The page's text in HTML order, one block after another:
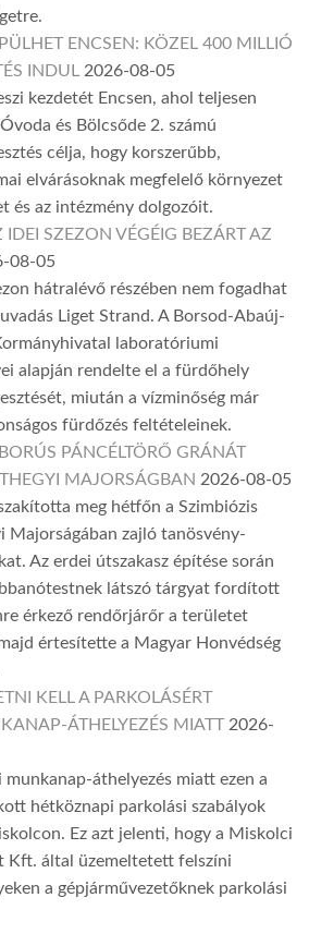
ENCSEN: KÖZEL 400 MILLIÓ
INDUL 2026-08-05
kezdetét Encsen, ahol teljesen
és Bölcsőde 2. számú
célja, hogy korszerűbb,
elvárásoknak megfelelő környezet
és az intézmény dolgozóit.
IDEI SZEZON VÉGÉIG BEZÁRT AZ
08-05
hátralévő részében nem fogadhat
Liget Strand. A Borsod-Abaúj-
laboratóriumi
alapján rendelte el a fürdőhely
miután a vízminőség már
fürdőzés feltételeinek.
PÁNCÉLTÖRŐ GRÁNÁT
MAJORSÁGBAN 2026-08-05
meg hétfőn a Szimbiózis
Majorságában zajló tanösvény-
Az erdei útszakasz építése során
látszó tárgyat fordított
érkező rendőrjárőr a területet
értesítette a Magyar Honvédség
KELL A PARKOLÁSÉRT
ÁTHELYEZÉS MIATT 2026-
áthelyezés miatt ezen a
hétköznapi parkolási szabályok
Ez azt jelenti, hogy a Miskolci
Kft. által üzemeltetett felszíni
a gépjárművezetőknek parkolási